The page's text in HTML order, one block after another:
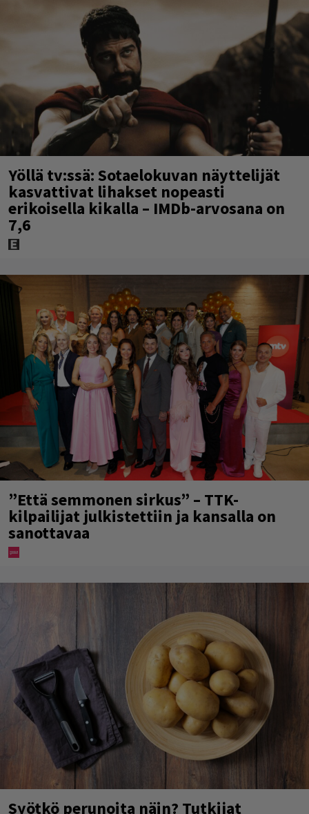
Yöllä tv:ssä: Sotaelokuvan näyttelijät
kasvattivat lihakset nopeasti
erikoisella kikalla – IMDb-arvosana on
7,6
”Että semmonen sirkus” – TTK-
kilpailijat julkistettiin ja kansalla on
sanottavaa
Syötkö perunoita näin? Tutkijat